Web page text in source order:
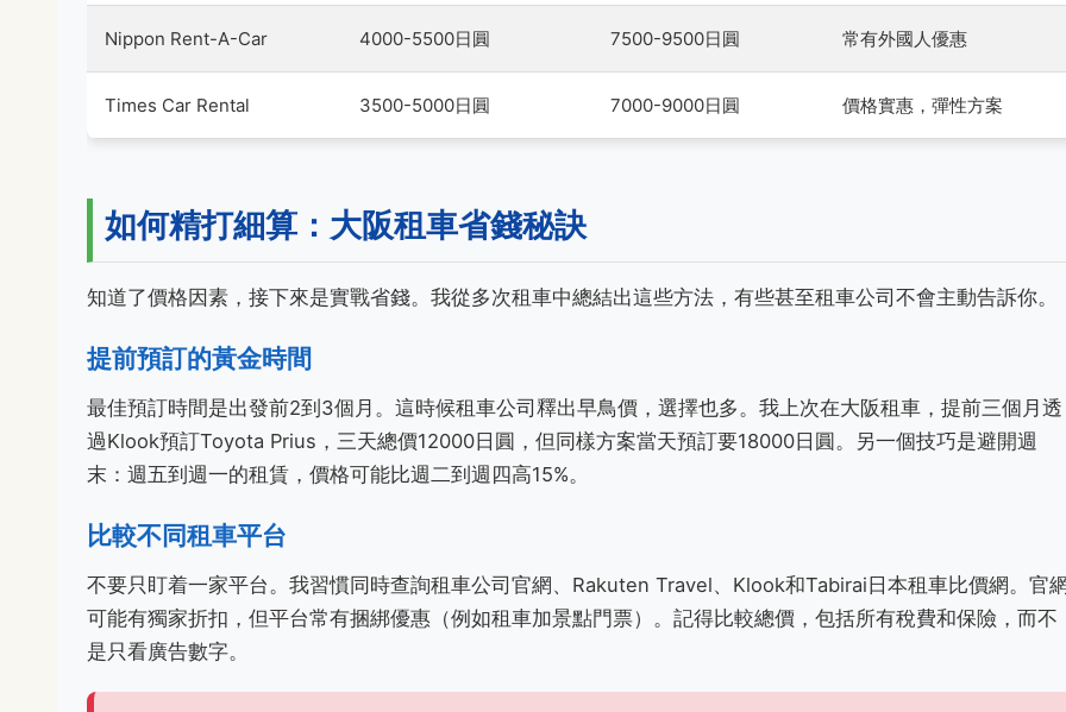
Nippon Rent-A-Car 4000-5500日圓 7500-9500日圓 常有外國人優惠
Times Car Rental 3500-5000日圓 7000-9000日圓 價格實惠，彈性方案
如何精打細算：大阪租車省錢秘訣
知道了價格因素，接下來是實戰省錢。我從多次租車中總結出這些方法，有些甚至租車公司不會主動告訴你。
提前預訂的黃金時間
最佳預訂時間是出發前2到3個月。這時候租車公司釋出早鳥價，選擇也多。我上次在大阪租車，提前三個月透
過Klook預訂Toyota Prius，三天總價12000日圓，但同樣方案當天預訂要18000日圓。另一個技巧是避開週
末：週五到週一的租賃，價格可能比週二到週四高15%。
比較不同租車平台
不要只盯着一家平台。我習慣同時查詢租車公司官網、Rakuten Travel、Klook和Tabirai日本租車比價網。官
可能有獨家折扣，但平台常有捆綁優惠（例如租車加景點門票）。記得比較總價，包括所有稅費和保險，而不
是只看廣告數字。